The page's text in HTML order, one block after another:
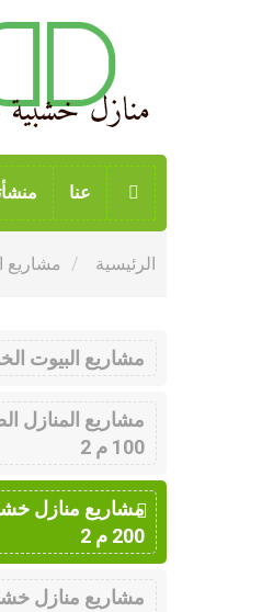
عنا
الرئيسية مشاريع
مشاريع البيوت
مشاريع المنازل
100 م 2
مشاريع منازل
200 م 2
مشاريع منازل